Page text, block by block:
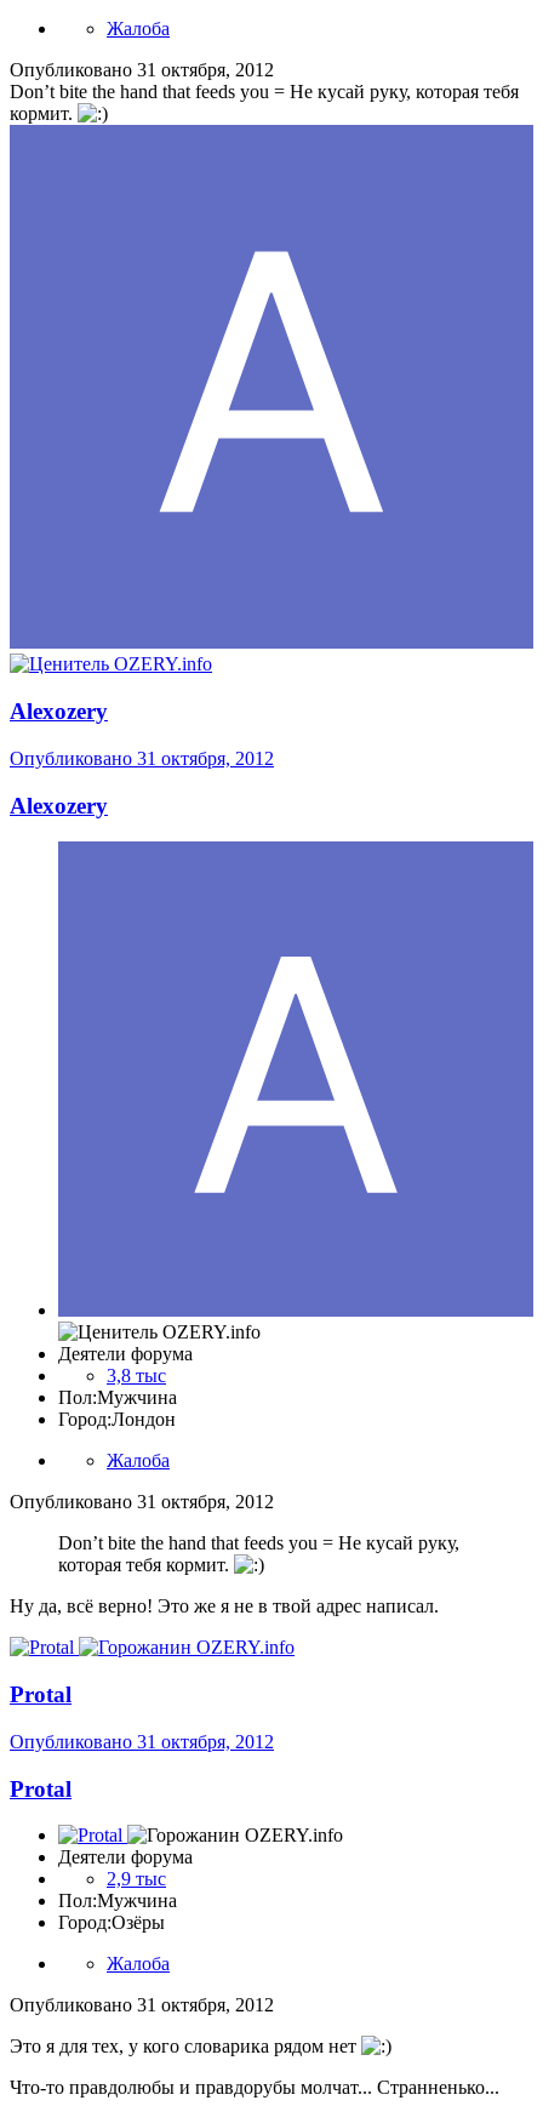
Жалоба
Опубликовано 31 октября, 2012
Don’t bite the hand that feeds you = Не кусай руку, которая тебя
кормит.
Alexozery
Опубликовано 31 октября, 2012
Alexozery
Деятели форума
3,8 тыс
Пол:Мужчина
Город:Лондон
Жалоба
Опубликовано 31 октября, 2012
Don’t bite the hand that feeds you = Не кусай руку,
которая тебя кормит.
Ну да, всё верно! Это же я не в твой адрес написал.
Protal
Опубликовано 31 октября, 2012
Protal
Деятели форума
2,9 тыс
Пол:Мужчина
Город:Озёры
Жалоба
Опубликовано 31 октября, 2012
Это я для тех, у кого словарика рядом нет
Что-то правдолюбы и правдорубы молчат... Странненько...